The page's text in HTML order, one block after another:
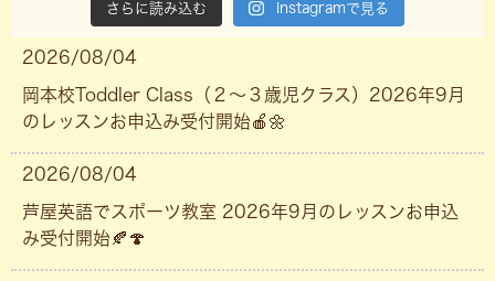
さらに読み込む Instagramで見る
2026/08/04
岡本校Toddler Class（２〜３歳児クラス）2026年9月
のレッスンお申込み受付開始🍎🌼
2026/08/04
芦屋英語でスポーツ教室 2026年9月のレッスンお申込
み受付開始🍂🍄